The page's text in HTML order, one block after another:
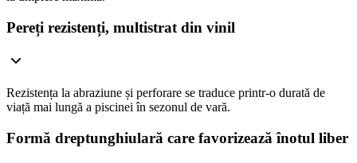
Pereți rezistenți, multistrat din vinil
Rezistența la abraziune și perforare se traduce printr-o durată de
viață mai lungă a piscinei în sezonul de vară.
Formă dreptunghiulară care favorizează înotul liber